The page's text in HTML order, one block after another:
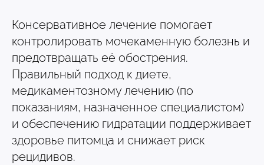
Консервативное лечение помогает
контролировать мочекаменную болезнь и
предотвращать её обострения.
Правильный подход к диете,
медикаментозному лечению (по
показаниям, назначенное специалистом)
и обеспечению гидратации поддерживает
здоровье питомца и снижает риск
рецидивов.